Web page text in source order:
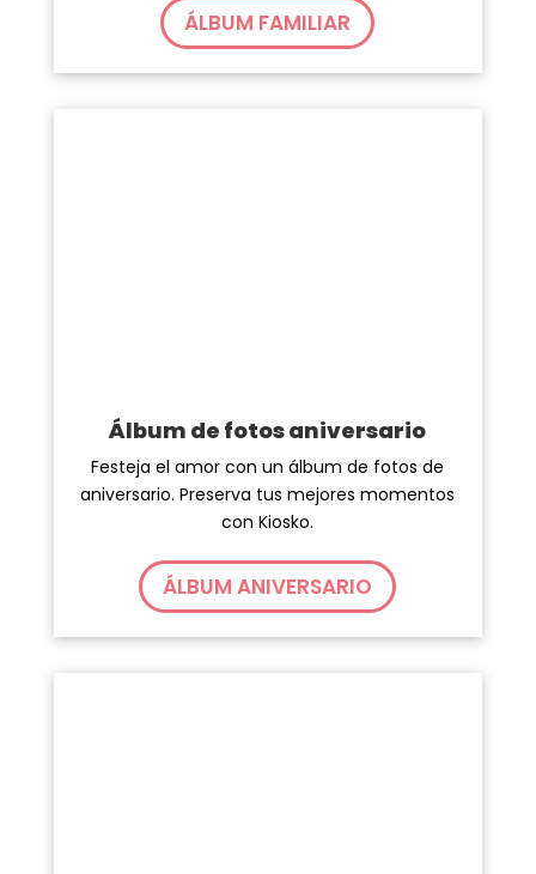
ÁLBUM FAMILIAR
Álbum de fotos aniversario
Festeja el amor con un álbum de fotos de
aniversario. Preserva tus mejores momentos
con Kiosko.
ÁLBUM ANIVERSARIO